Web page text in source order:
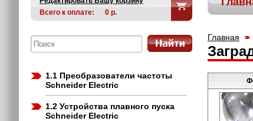
Всего к оплате:
0 р.
1.1 Преобразователи частоты
Schneider Electric
1.2 Устройства плавного пуска
Schneider Electric
Главная